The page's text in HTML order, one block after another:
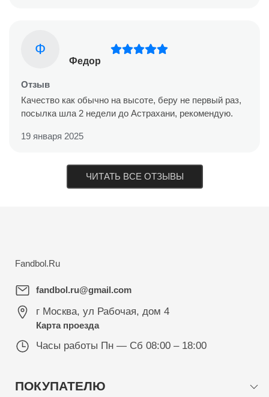
Ф
Федор
Отзыв
Качество как обычно на высоте, беру не первый раз,
посылка шла 2 недели до Астрахани, рекомендую.
19 января 2025
ЧИТАТЬ ВСЕ ОТЗЫВЫ
Fandbol.Ru
fandbol.ru@gmail.com
г Москва, ул Рабочая, дом 4
Карта проезда
Часы работы Пн — Сб 08:00 – 18:00
ПОКУПАТЕЛЮ